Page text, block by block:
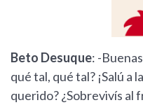
Beto Desuque: -
qué tal, qué tal? ¡Salú a
querido? ¿Sobrevivís al